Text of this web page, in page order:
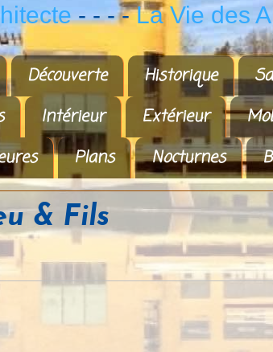
- - - -La Vie des
Découverte Historique
Intérieur Extérieur
Plans Nocturnes
& Fils